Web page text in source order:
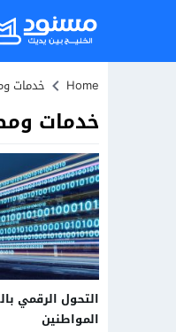
Home خدمات
خدمات
التحول الرقمي
المواطنين